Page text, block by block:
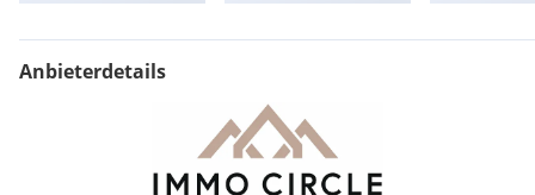
Anbieterdetails